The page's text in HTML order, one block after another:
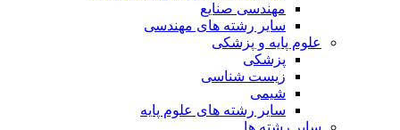
مهندسی صنایع
سایر رشته های مهندسی
علوم پایه و پزشکی
پزشکی
زیست شناسی
شیمی
سایر رشته های علوم پایه
سایر رشته ها